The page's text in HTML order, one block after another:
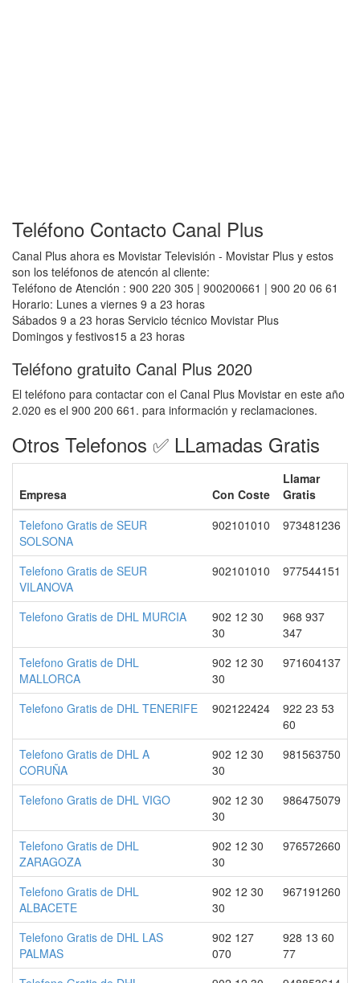
Teléfono Contacto Canal Plus
Canal Plus ahora es Movistar Televisión - Movistar Plus y estos
son los teléfonos de atencón al cliente:
Teléfono de Atención : 900 220 305 | 900200661 | 900 20 06 61
Horario: Lunes a viernes 9 a 23 horas
Sábados 9 a 23 horas Servicio técnico Movistar Plus
Domingos y festivos15 a 23 horas
Teléfono gratuito Canal Plus 2020
El teléfono para contactar con el Canal Plus Movistar en este año
2.020 es el 900 200 661. para información y reclamaciones.
Otros Telefonos ✅ LLamadas Gratis
Empresa Con Coste
Llamar
Gratis
Telefono Gratis de SEUR
SOLSONA
902101010 973481236
Telefono Gratis de SEUR
VILANOVA
902101010 977544151
Telefono Gratis de DHL MURCIA
902 12 30
30
968 937
347
Telefono Gratis de DHL
MALLORCA
902 12 30
30
971604137
Telefono Gratis de DHL TENERIFE 902122424
922 23 53
60
Telefono Gratis de DHL A
CORUÑA
902 12 30
30
981563750
Telefono Gratis de DHL VIGO
902 12 30
30
986475079
Telefono Gratis de DHL
ZARAGOZA
902 12 30
30
976572660
Telefono Gratis de DHL
ALBACETE
902 12 30
30
967191260
Telefono Gratis de DHL LAS
PALMAS
902 127
070
928 13 60
77